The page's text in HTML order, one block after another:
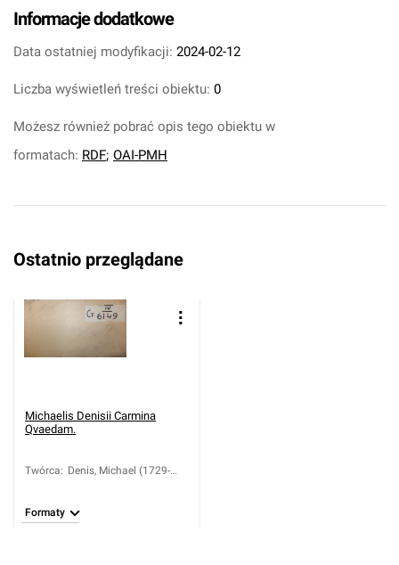
Informacje dodatkowe
Data ostatniej modyfikacji: 2024-02-12
Liczba wyświetleń treści obiektu: 0
Możesz również pobrać opis tego obiektu w
formatach: RDF; OAI-PMH
Ostatnio przeglądane
Michaelis Denisii Carmina
Qvaedam.
Twórca: Denis, Michael (1729-
Formaty